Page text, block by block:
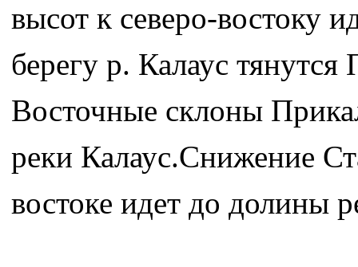
высот к северо-востоку
берегу р. Калаус
Восточные склоны
реки Калаус.Снижение
востоке идет до долины